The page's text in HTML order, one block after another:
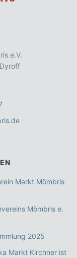
e.V.
Markt Mömbris
Mömbris e.
2025
Markt Kirchner ist